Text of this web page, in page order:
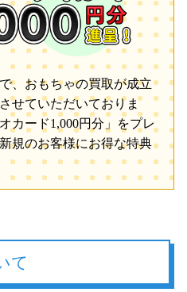
、おもちゃの買取が成立
せていただいておりま
カード1,000円分」をプレ
規のお客様にお得な特典
て